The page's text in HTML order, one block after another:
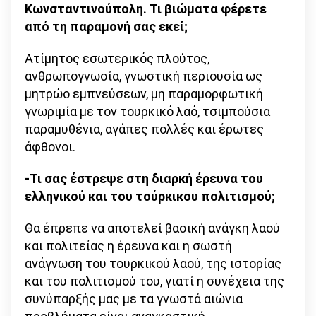
Κωνσταντινούπολη. Τι βιώματα φέρετε
από τη παραμονή σας εκεί;
Ατίμητος εσωτερικός πλούτος,
ανθρωπογνωσία, γνωστική περιουσία ως
μητρώο εμπνεύσεων, μη παραμορφωτική
γνωριμία με τον τουρκικό λαό, τσιμπούσια
παραμυθένια, αγάπες πολλές και έρωτες
άφθονοι.
-Τι σας έστρεψε στη διαρκή έρευνα του
ελληνικού και του τούρκικου πολιτισμού;
Θα έπρεπε να αποτελεί βασική ανάγκη λαού
και πολιτείας η έρευνα και η σωστή
ανάγνωση του τουρκικού λαού, της ιστορίας
και του πολιτισμού του, γιατί η συνέχεια της
συνύπαρξής μας με τα γνωστά αιώνια